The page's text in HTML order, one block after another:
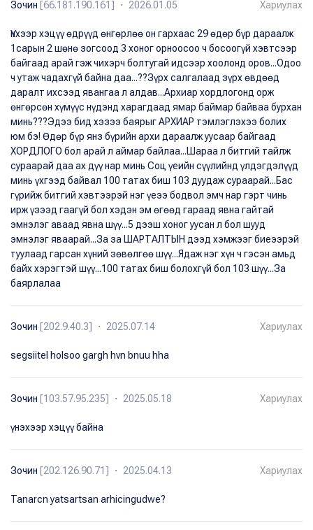
Зочин [66.181.190.161] ・ 2026.01.05 Хариулах
Үнхээр хэцүү өдрүүд өнгөрлөө он гархаас 29 өдөр бүр дараалж
1сарын 2 шөнө зогсоод 3 хоног орноосоо ч босоогүй хэвтсээр
байгаад арай гэж чихэрч болтугай идсээр хоолонд оров...Одоо
ч утаж чадахгүй байна даа...??Зүрх салгалаад зүрх өвдөөд
даралт ихсээд явангаа л алдав...Архиар хордлогонд орж
өнгөрсөн хүмүүс нүдэнд харагдаад ямар баймар байваа бурхан
минь???Эдээ бид хэзээ баярыг АРХИАР тэмлэглэхээ болих
юм бэ! Өдөр бүр янз бүрийн архи дараалж уусаар байгаад
ХОРДЛОГО бол арай л аймар байлаа...Шараа л битгий тайлж
сураарай даа ах дүү нар минь Соц үеийн сүүлийнд үлдэгдэлүүд
минь үхгээд байвал 100 татах биш 103 дуудаж сураарай...Бас
гүрийж битгий хэвтээрэй нэг үеээ бодвол эмч нар гэрт чинь
ирж үзээд гаагүй бол хэдэн эм өгөөд гараад явна гайтай
эмнэлэг аваад явна шүү...5 дээш хоног уусан л бол шууд
эмнэлэг яваарай...За за ШАРТАЛТЫН дээд хэмжээг биеээрэй
туулаад гарсан хүний зөвөлгөө шүү...Ядаж нэг хүн ч гэсэн амьд
байх хэрэгтэй шүү...100 татах биш болохгүй бол 103 шүү...За
баярлалаа
Зочин [202.9.40.3] ・ 2025.07.14 Хариулах
segsiitel holsoo gargh hvn bnuu hha
Зочин [103.57.95.235] ・ 2025.05.18 Хариулах
үнэхээр хэцүү байна
Зочин [202.126.90.71] ・ 2025.04.13 Хариулах
Tanarcn yatsartsan arhicingudwe?